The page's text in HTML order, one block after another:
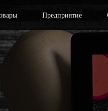
Предприятие